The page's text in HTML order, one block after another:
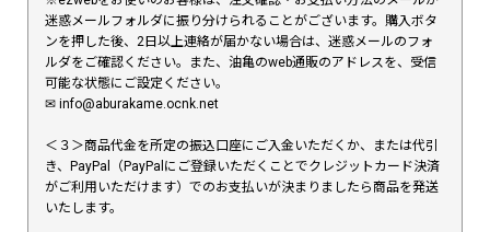
迷惑メールフォルダに振り分けられることがございます。購入ボタ
ンを押した後、2日以上連絡が届かない場合は、迷惑メールのフォ
ルダをご確認ください。また、油亀のweb通販のアドレスを、受信
可能な状態にご設定ください。
✉︎ info@aburakame.ocnk.net
＜３＞商品代金を所定の振込口座にご入金いただくか、または代引
き、PayPal（PayPalにご登録いただくことでクレジットカード決済
がご利用いただけます）でのお支払いが決まりましたら商品を発送
いたします。